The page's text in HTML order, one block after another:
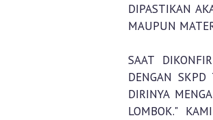
DIPASTIKAN
MAUPUN
SAAT
DENGAN
DIRINYA
LOMBOK."